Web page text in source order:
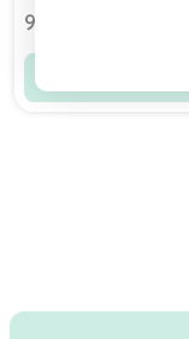
99,00 chf